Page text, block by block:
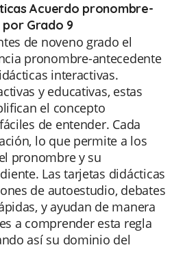
Acuerdo pronombre-
Grado 9
de noveno grado el
pronombre-antecedente
interactivas.
y educativas, estas
el concepto
de entender. Cada
lo que permite a los
pronombre y su
Las tarjetas didácticas
de autoestudio, debates
y ayudan de manera
a comprender esta regla
así su dominio del